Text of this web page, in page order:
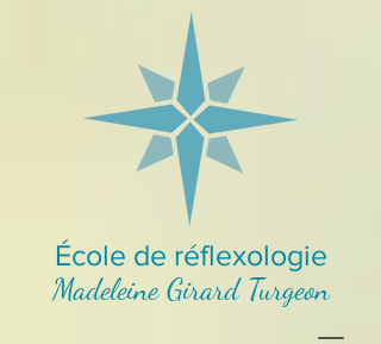
École de réflexologie
Madeleine Girard Turgeon